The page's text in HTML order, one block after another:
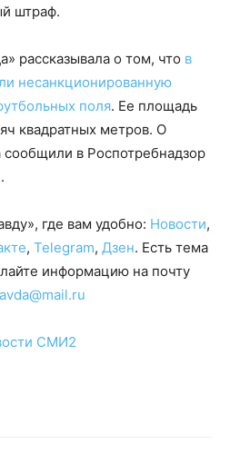
штраф.
рассказывала о том, что в
несанкционированную
поля. Ее площадь
квадратных метров. О
сообщили в Роспотребнадзор
где вам удобно: Новости,
, Telegram, Дзен. Есть тема
информацию на почту
СМИ2